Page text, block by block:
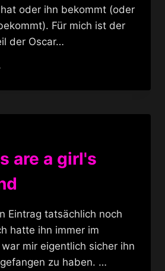
oder ihn bekommt (oder
Für mich ist der
der Oscar…
are a girl's
Eintrag tatsächlich noch
hatte ihn immer im
mir eigentlich sicher ihn
zu haben. …